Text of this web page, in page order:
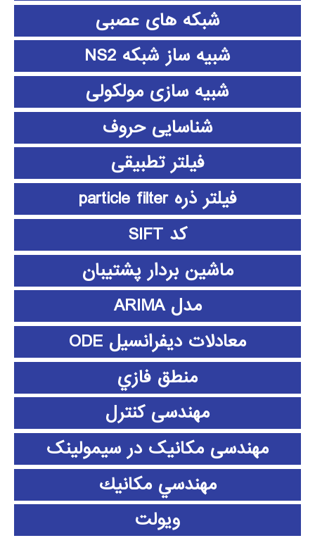
شبکه های عصبی
شبیه ساز شبکه NS2
شبیه سازی مولکولی
شناسایی حروف
فیلتر تطبیقی
فیلتر ذره particle filter
کد SIFT
ماشین بردار پشتیبان
مدل ARIMA
معادلات دیفرانسیل ODE
منطق فازي
مهندسی کنترل
مهندسی مکانیک در سیمولینک
مهندسي مكانيك
ویولت